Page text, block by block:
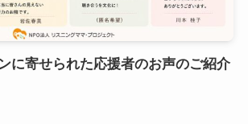
に寄せられた応援者のお声のご紹介